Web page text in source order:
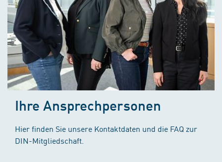
Ihre Ansprechpersonen
Hier finden Sie unsere Kontaktdaten und die FAQ zur
DIN-Mitgliedschaft.